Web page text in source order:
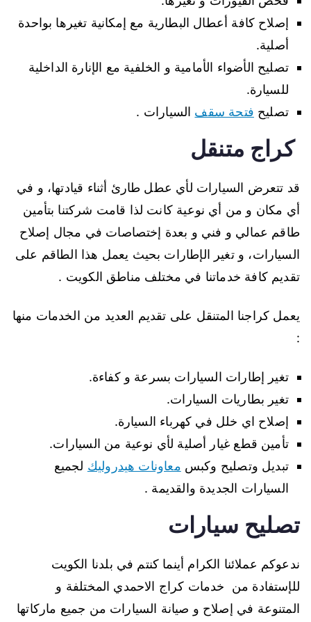
إصلاح كافة أعطال البطارية مع إمكانية تغيرها بواحدة
أصلية.
تصليح الأضواء الأمامية و الخلفية مع الإنارة الداخلية
للسيارة.
تصليح فتحة سقف السيارات .
كراج متنقل
قد تتعرض السيارات لأي عطل طارئ أثناء قيادتها، و في
أي مكان و من أي نوعية كانت لذا قامت شركتنا بتأمين
طاقم عمالي و فني و بعدة إختصاصات في مجال إصلاح
السيارات، و تغير الإطارات بحيث يعمل هذا الطاقم على
تقديم كافة خدماتنا في مختلف مناطق الكويت .
يعمل كراجنا المتنقل على تقديم العديد من الخدمات منها
:
تغير إطارات السيارات بسرعة و كفاءة.
تغير بطاريات السيارات.
إصلاح اي خلل في كهرباء السيارة.
تأمين قطع غيار أصلية لأي نوعية من السيارات.
تبديل وتصليح وكبس معاونات هيدروليك لجميع
السيارات الجديدة والقديمة .
تصليح سيارات
ندعوكم عملائنا الكرام أينما كنتم في بلدنا الكويت
للإستفادة من خدمات كراج الاحمدي المختلفة و
المتنوعة في إصلاح و صيانة السيارات من جميع ماركاتها